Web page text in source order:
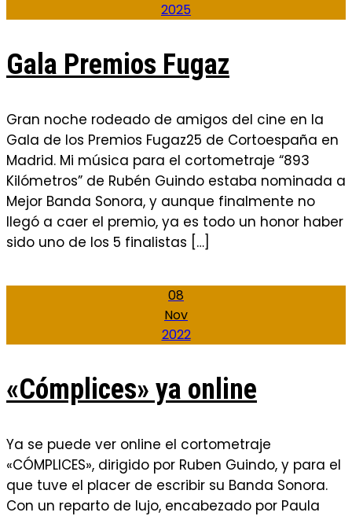
2025
Gala Premios Fugaz
Gran noche rodeado de amigos del cine en la
Gala de los Premios Fugaz25 de Cortoespaña en
Madrid. Mi música para el cortometraje “893
Kilómetros” de Rubén Guindo estaba nominada a
Mejor Banda Sonora, y aunque finalmente no
llegó a caer el premio, ya es todo un honor haber
sido uno de los 5 finalistas […]
08
Nov
2022
«Cómplices» ya online
Ya se puede ver online el cortometraje
«CÓMPLICES», dirigido por Ruben Guindo, y para el
que tuve el placer de escribir su Banda Sonora.
Con un reparto de lujo, encabezado por Paula